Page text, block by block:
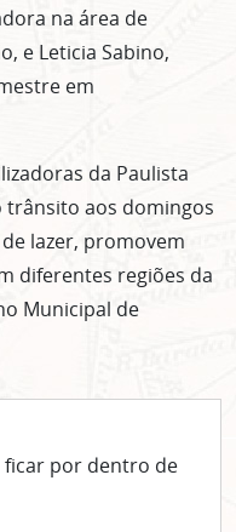
na área de
e Leticia Sabino,
em
da Paulista
trânsito aos domingos
lazer, promovem
diferentes regiões da
Municipal de
ficar por dentro de
notícias sobre o